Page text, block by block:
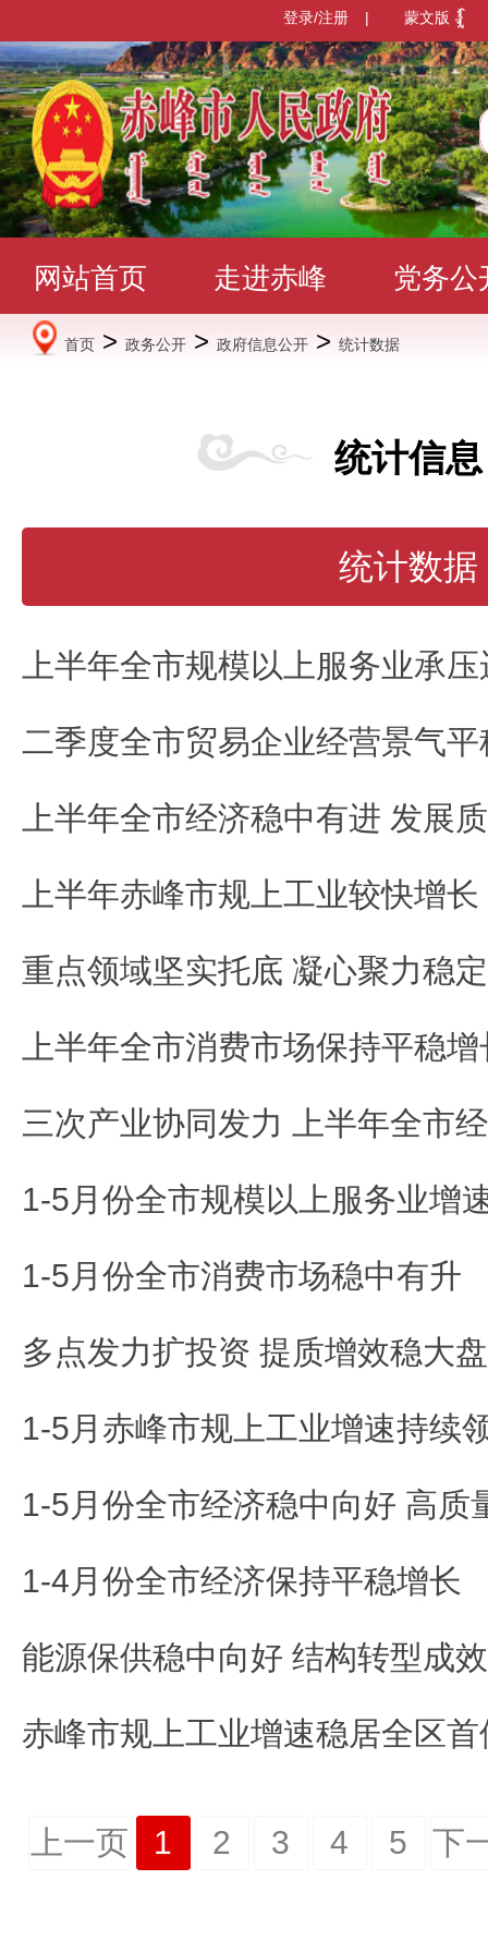
蒙文版
|
登录/注册
网站首页 走进赤峰 党务公
办事服务 政民互动 数据发
首页 > 政务公开 > 政府信息公开 > 统计数据
统计信息
统计数据
重点领域坚实托底 凝心聚力稳
上半年全市消费市场保持平稳增
1-5月份全市规模以上服务业增
1-5月份全市消费市场稳中有升
多点发力扩投资 提质增效稳大盘
1-5月赤峰市规上工业增速持续
1-4月份全市经济保持平稳增长
能源保供稳中向好 结构转型成
赤峰市规上工业增速稳居全区首
上一页 1 2 3 4 5 下